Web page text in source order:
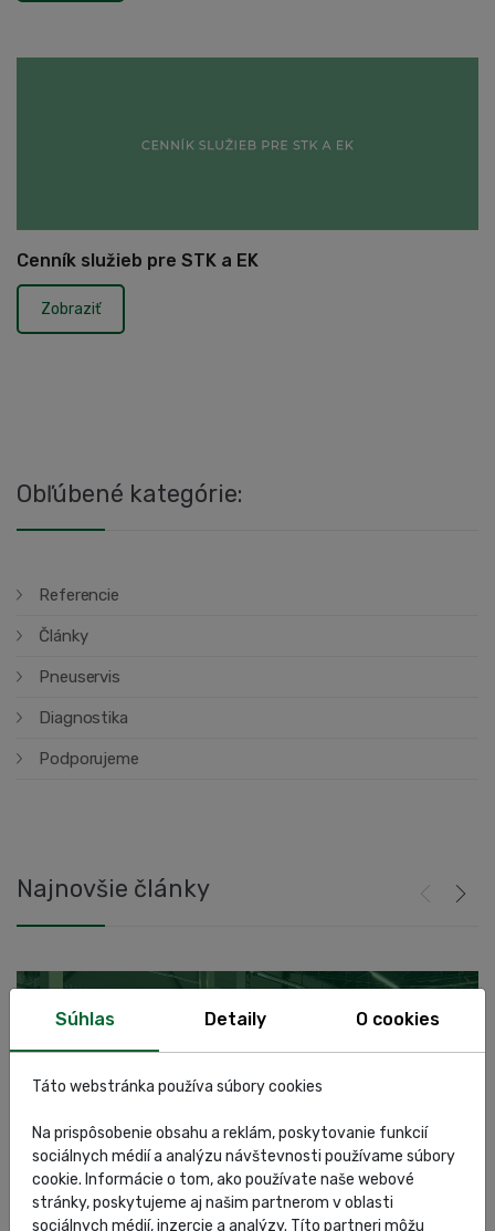
Cenník služieb pre STK a EK
Zobraziť
Obľúbené kategórie:
Referencie
Články
Pneuservis
Diagnostika
Podporujeme
Najnovšie články
Regnum Košice
Súhlas Detaily O cookies
Táto webstránka používa súbory cookies
Na prispôsobenie obsahu a reklám, poskytovanie funkcií
sociálnych médií a analýzu návštevnosti používame súbory
cookie. Informácie o tom, ako používate naše webové
stránky, poskytujeme aj našim partnerom v oblasti
sociálnych médií, inzercie a analýzy. Títo partneri môžu